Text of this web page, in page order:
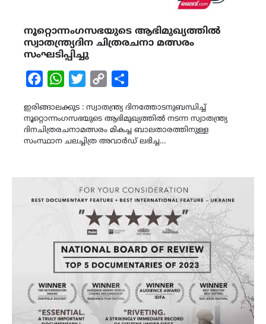
നൂറ്റൊന്നംഗസഭയുടെ ആഭിമുഖ്യത്തിൽ
സ്വാതന്ത്ര്യദിന ചിത്രരചനാ മത്സരം
സംഘടിപ്പിച്ചു
FacebookWhatsAppTwitterCopy
ഇരിങ്ങാലക്കുട : സ്വാതന്ത്ര്യ ദിനത്തോടനുബന്ധിച്ച്
നൂറ്റൊന്നംഗസഭയുടെ ആഭിമുഖ്യത്തിൽ നടന്ന സ്വാതന്ത്ര്യ
ദിനചിത്രരചനാമത്സരം മികച്ച ബാലതാരത്തിനുള്ള
സംസ്ഥാന ചലച്ചിത്ര അവാർഡ് ലഭിച്ച…